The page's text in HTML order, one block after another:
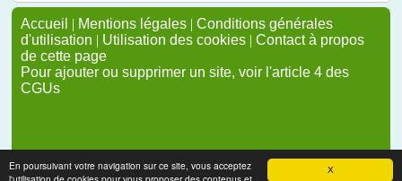
X
En poursuivant votre navigation sur ce site, vous acceptez
Accueil | Mentions légales | Conditions générales
d'utilisation | Utilisation des cookies | Contact à propos
de cette page
Pour ajouter ou supprimer un site, voir l'article 4 des
CGUs